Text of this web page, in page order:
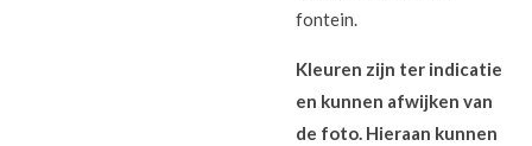
fontein.
Kleuren zijn ter indicatie
en kunnen afwijken van
de foto. Hieraan kunnen